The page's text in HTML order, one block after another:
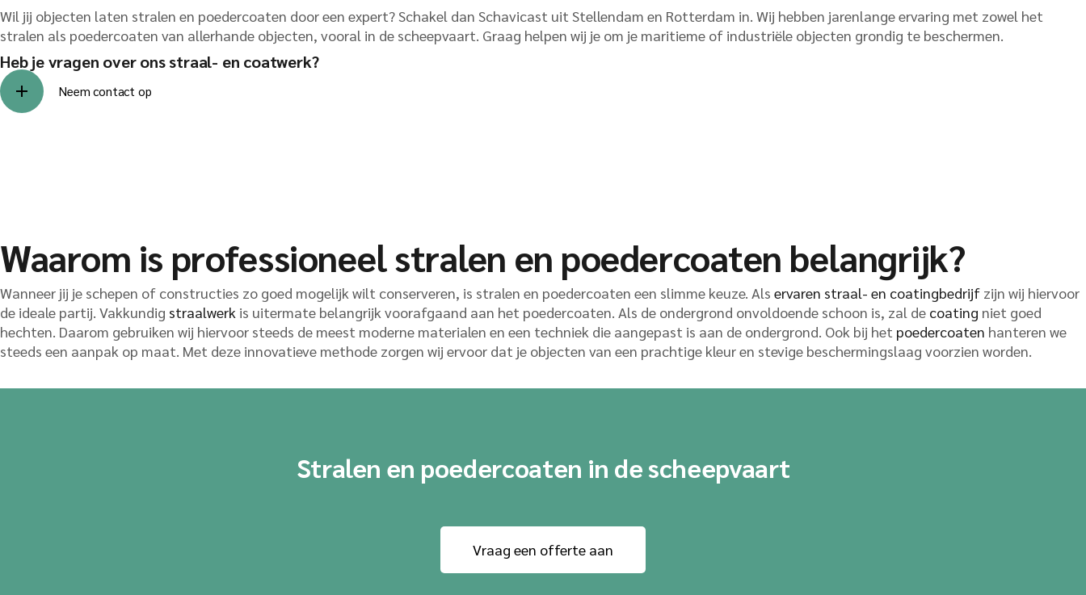
Op locatie
Wil jij objecten laten stralen en poedercoaten door een expert? Schakel dan Schavicast uit Stellendam en Rotterdam in. Wij hebben jarenlange ervaring met zowel het
stralen als poedercoaten van allerhande objecten, vooral in de scheepvaart. Graag helpen wij je om je maritieme of industriële objecten grondig te beschermen.
Heb je vragen over ons straal- en coatwerk?
Neem contact op
Waarom is professioneel stralen en poedercoaten belangrijk?
Wanneer jij je schepen of constructies zo goed mogelijk wilt conserveren, is stralen en poedercoaten een slimme keuze. Als ervaren straal- en coatingbedrijf zijn wij hiervoor
de ideale partij. Vakkundig straalwerk is uitermate belangrijk voorafgaand aan het poedercoaten. Als de ondergrond onvoldoende schoon is, zal de coating niet goed
hechten. Daarom gebruiken wij hiervoor steeds de meest moderne materialen en een techniek die aangepast is aan de ondergrond. Ook bij het poedercoaten hanteren we
steeds een aanpak op maat. Met deze innovatieve methode zorgen wij ervoor dat je objecten van een prachtige kleur en stevige beschermingslaag voorzien worden.
Stralen en poedercoaten in de scheepvaart
Vraag een offerte aan